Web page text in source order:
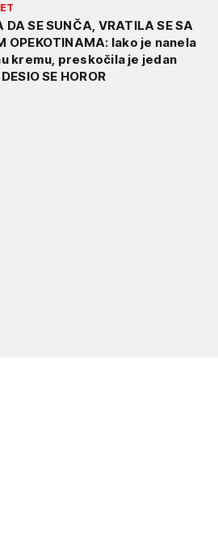
DA SE SUNČA, VRATILA SE SA
OPEKOTINAMA: Iako je nanela
kremu, preskočila je jedan
SE HOROR